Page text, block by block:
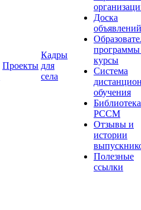
Проекты
Кадры
для
села
Доска
объявлений
курсы
Система
обучения
Библиотека
РССМ
Отзывы и
истории
Полезные
ссылки